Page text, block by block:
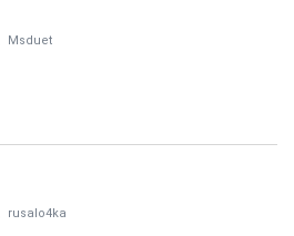
Msduet
rusalo4ka